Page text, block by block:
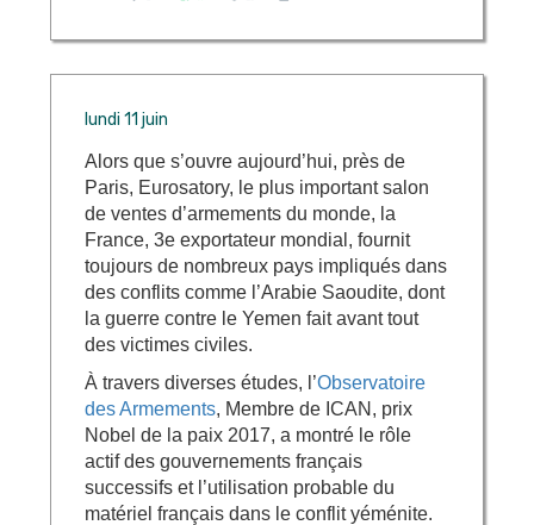
lundi 11 juin
Alors que s’ouvre aujourd’hui, près de
Paris, Eurosatory, le plus important salon
de ventes d’armements du monde, la
France, 3e exportateur mondial, fournit
toujours de nombreux pays impliqués dans
des conflits comme l’Arabie Saoudite, dont
la guerre contre le Yemen fait avant tout
des victimes civiles.
À travers diverses études, l’Observatoire
des Armements, Membre de ICAN, prix
Nobel de la paix 2017, a montré le rôle
actif des gouvernements français
successifs et l’utilisation probable du
matériel français dans le conflit yéménite.